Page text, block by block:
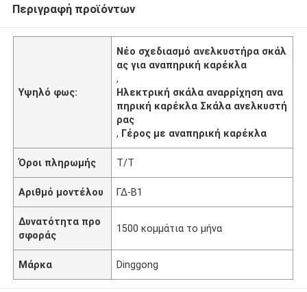
Περιγραφή προϊόντων
Υψηλό φως:
Νέο σχεδιασμό ανελκυστήρα σκάλ
ας για αναπηρική καρέκλα
,
Ηλεκτρική σκάλα αναρρίχηση ανα
πηρική καρέκλα Σκάλα ανελκυστή
ρας
, Γέρος με αναπηρική καρέκλα
Όροι πληρωμής Τ/Τ
Αριθμό μοντέλου ΓΔ-Β1
Δυνατότητα προ
σφοράς
1500 κομμάτια το μήνα
Μάρκα Dinggong